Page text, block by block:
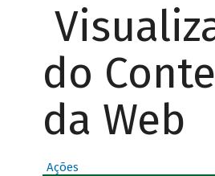
do
da Web
Ações